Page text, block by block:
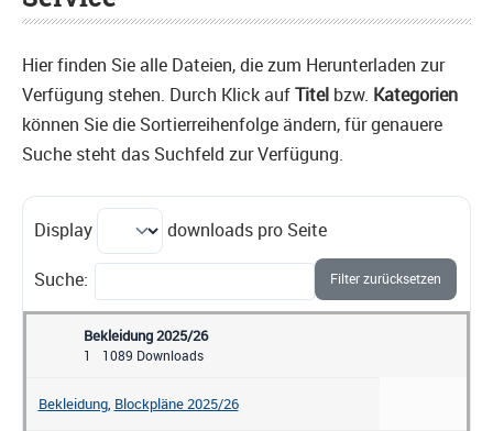
Hier finden Sie alle Dateien, die zum Herunterladen zur
Verfügung stehen. Durch Klick aufTitel bzw. Kategorien
können Sie die Sortierreihenfolge ändern, für genauere
Suche steht das Suchfeld zur Verfügung.
Display downloads pro Seite
Suche: Filter zurücksetzen
Bekleidung 2025/26
1 1089 Downloads
Bekleidung, Blockpläne 2025/26